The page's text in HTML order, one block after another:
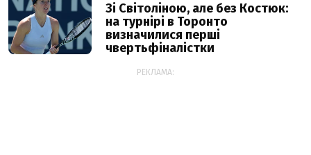
Зі Світоліною, але без Костюк:
на турнірі в Торонто
визначилися перші
чвертьфіналістки
РЕКЛАМА: